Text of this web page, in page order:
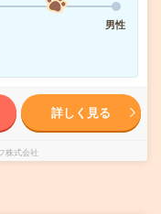
男性
詳しく見る
株式会社